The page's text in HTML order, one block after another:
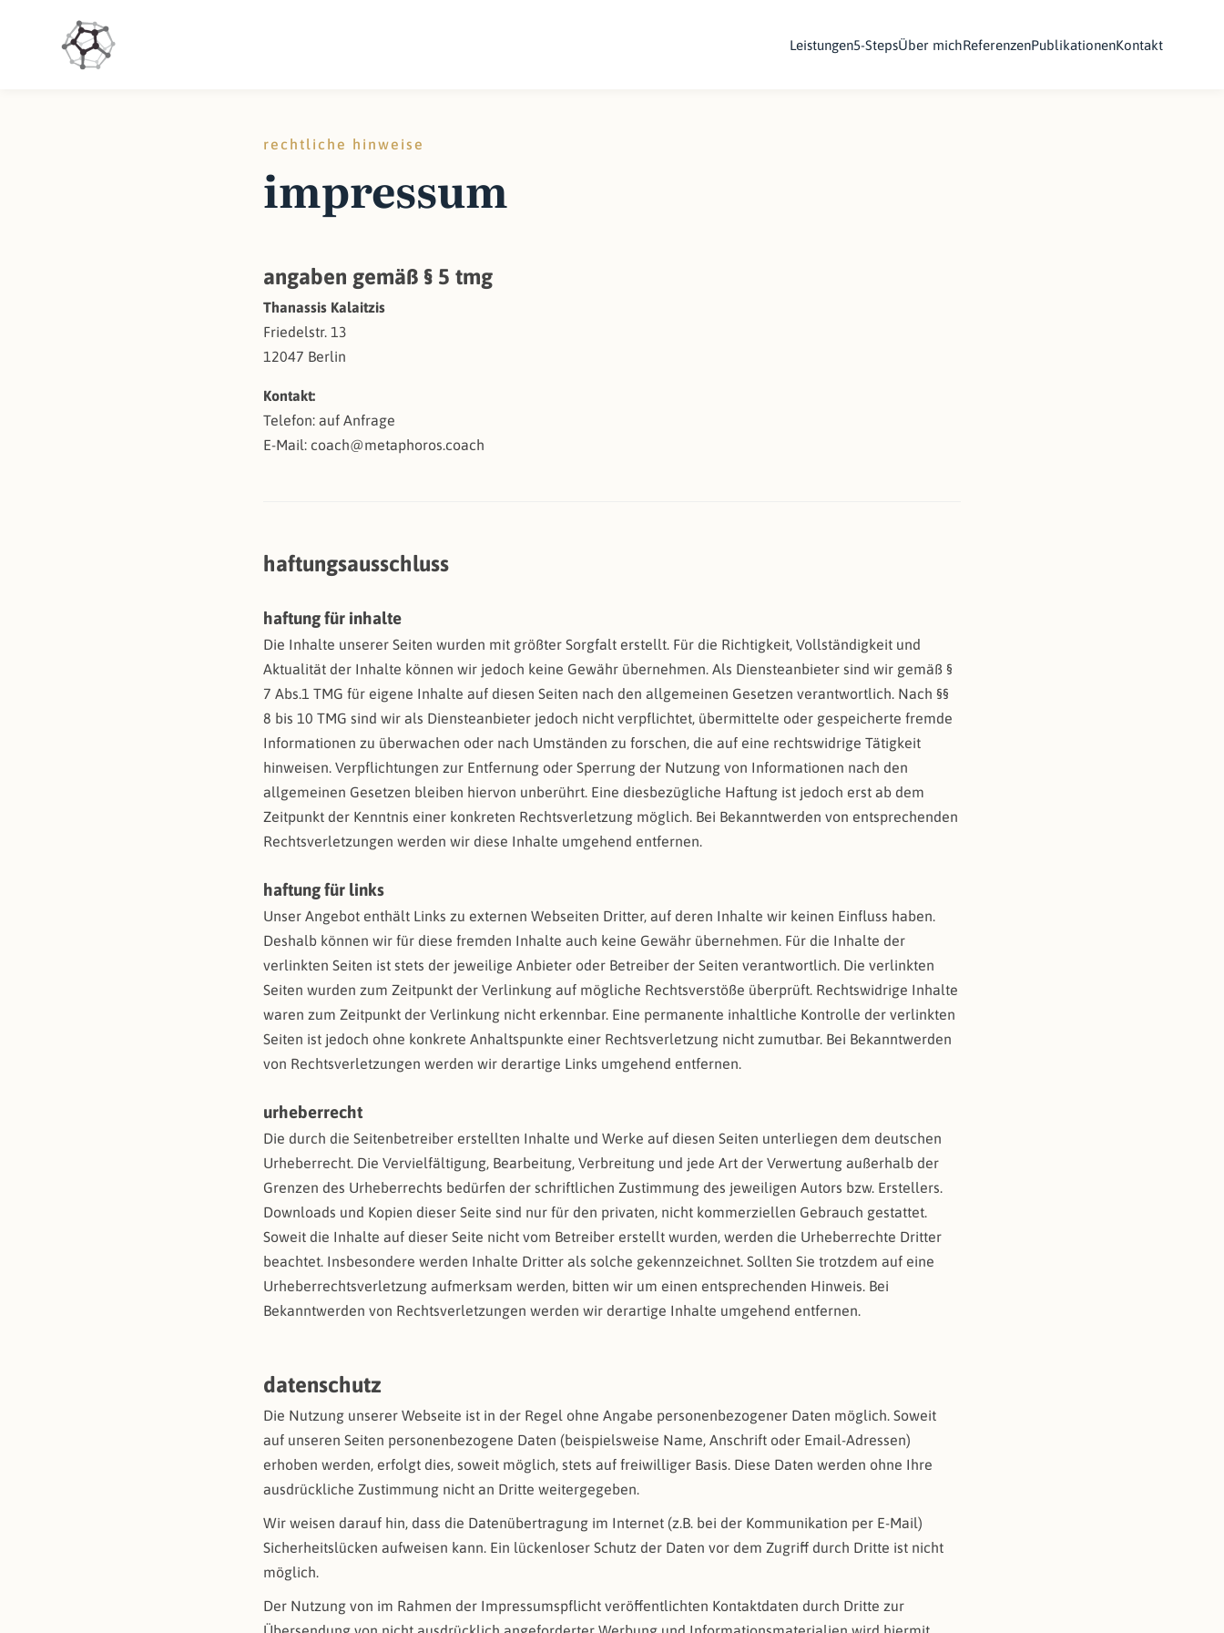
Leistungen5-StepsÜber michReferenzenPublikationenKontakt
rechtliche hinweise
impressum
angaben gemäß § 5 tmg
Thanassis Kalaitzis
Friedelstr. 13
12047 Berlin
Kontakt:
Telefon: auf Anfrage
E-Mail: coach@metaphoros.coach
haftungsausschluss
haftung für inhalte
Die Inhalte unserer Seiten wurden mit größter Sorgfalt erstellt. Für die Richtigkeit, Vollständigkeit und
Aktualität der Inhalte können wir jedoch keine Gewähr übernehmen. Als Diensteanbieter sind wir gemäß §
7 Abs.1 TMG für eigene Inhalte auf diesen Seiten nach den allgemeinen Gesetzen verantwortlich. Nach §§
8 bis 10 TMG sind wir als Diensteanbieter jedoch nicht verpflichtet, übermittelte oder gespeicherte fremde
Informationen zu überwachen oder nach Umständen zu forschen, die auf eine rechtswidrige Tätigkeit
hinweisen. Verpflichtungen zur Entfernung oder Sperrung der Nutzung von Informationen nach den
allgemeinen Gesetzen bleiben hiervon unberührt. Eine diesbezügliche Haftung ist jedoch erst ab dem
Zeitpunkt der Kenntnis einer konkreten Rechtsverletzung möglich. Bei Bekanntwerden von entsprechenden
Rechtsverletzungen werden wir diese Inhalte umgehend entfernen.
haftung für links
Unser Angebot enthält Links zu externen Webseiten Dritter, auf deren Inhalte wir keinen Einfluss haben.
Deshalb können wir für diese fremden Inhalte auch keine Gewähr übernehmen. Für die Inhalte der
verlinkten Seiten ist stets der jeweilige Anbieter oder Betreiber der Seiten verantwortlich. Die verlinkten
Seiten wurden zum Zeitpunkt der Verlinkung auf mögliche Rechtsverstöße überprüft. Rechtswidrige Inhalte
waren zum Zeitpunkt der Verlinkung nicht erkennbar. Eine permanente inhaltliche Kontrolle der verlinkten
Seiten ist jedoch ohne konkrete Anhaltspunkte einer Rechtsverletzung nicht zumutbar. Bei Bekanntwerden
von Rechtsverletzungen werden wir derartige Links umgehend entfernen.
urheberrecht
Die durch die Seitenbetreiber erstellten Inhalte und Werke auf diesen Seiten unterliegen dem deutschen
Urheberrecht. Die Vervielfältigung, Bearbeitung, Verbreitung und jede Art der Verwertung außerhalb der
Grenzen des Urheberrechts bedürfen der schriftlichen Zustimmung des jeweiligen Autors bzw. Erstellers.
Downloads und Kopien dieser Seite sind nur für den privaten, nicht kommerziellen Gebrauch gestattet.
Soweit die Inhalte auf dieser Seite nicht vom Betreiber erstellt wurden, werden die Urheberrechte Dritter
beachtet. Insbesondere werden Inhalte Dritter als solche gekennzeichnet. Sollten Sie trotzdem auf eine
Urheberrechtsverletzung aufmerksam werden, bitten wir um einen entsprechenden Hinweis. Bei
Bekanntwerden von Rechtsverletzungen werden wir derartige Inhalte umgehend entfernen.
datenschutz
Die Nutzung unserer Webseite ist in der Regel ohne Angabe personenbezogener Daten möglich. Soweit
auf unseren Seiten personenbezogene Daten (beispielsweise Name, Anschrift oder Email-Adressen)
erhoben werden, erfolgt dies, soweit möglich, stets auf freiwilliger Basis. Diese Daten werden ohne Ihre
ausdrückliche Zustimmung nicht an Dritte weitergegeben.
Wir weisen darauf hin, dass die Datenübertragung im Internet (z.B. bei der Kommunikation per E-Mail)
Sicherheitslücken aufweisen kann. Ein lückenloser Schutz der Daten vor dem Zugriff durch Dritte ist nicht
möglich.
Der Nutzung von im Rahmen der Impressumspflicht veröffentlichten Kontaktdaten durch Dritte zur